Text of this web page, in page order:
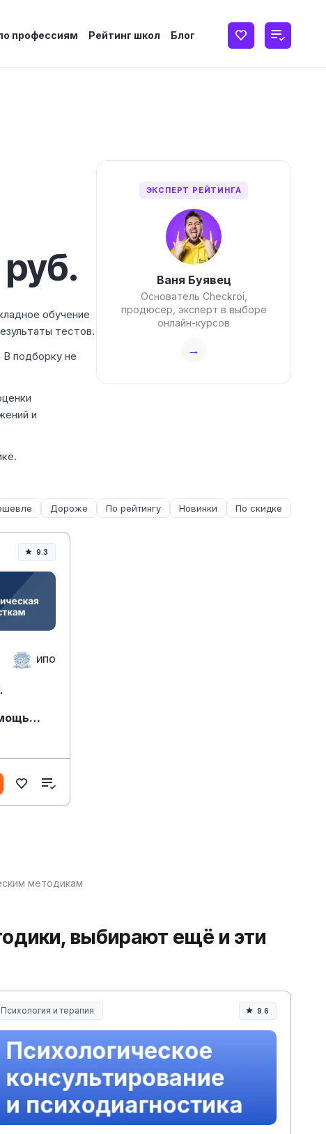
профессиям Рейтинг школ Блог
обучение
тестов.
В подборку не
и
ЭКСПЕРТ РЕЙТИНГА
Ваня Буявец
Основатель Checkroi,
продюсер, эксперт в выборе
онлайн-курсов
→
Дороже По рейтингу Новинки По скидке
9.3
ИПО
методикам
выбирают ещё и эти
Психология и терапия 9.6